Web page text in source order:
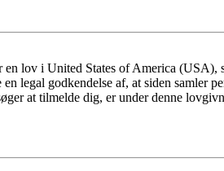
lov i United States of America
legal godkendelse af, at siden samler
at tilmelde dig, er under denne